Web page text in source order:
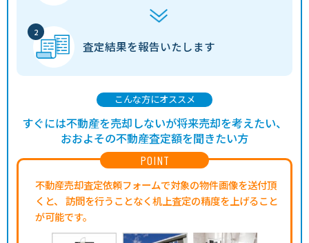
査定結果を報告いたします
POINT
不動産売却査定依頼フォームで対象の物件画像を送付頂
くと、
訪問を行うことなく机上査定の精度を上げること
が可能です。
こんな方にオススメ
すぐには不動産を売却しないが将来売却を考えたい、
おおよその不動産査定額を聞きたい方